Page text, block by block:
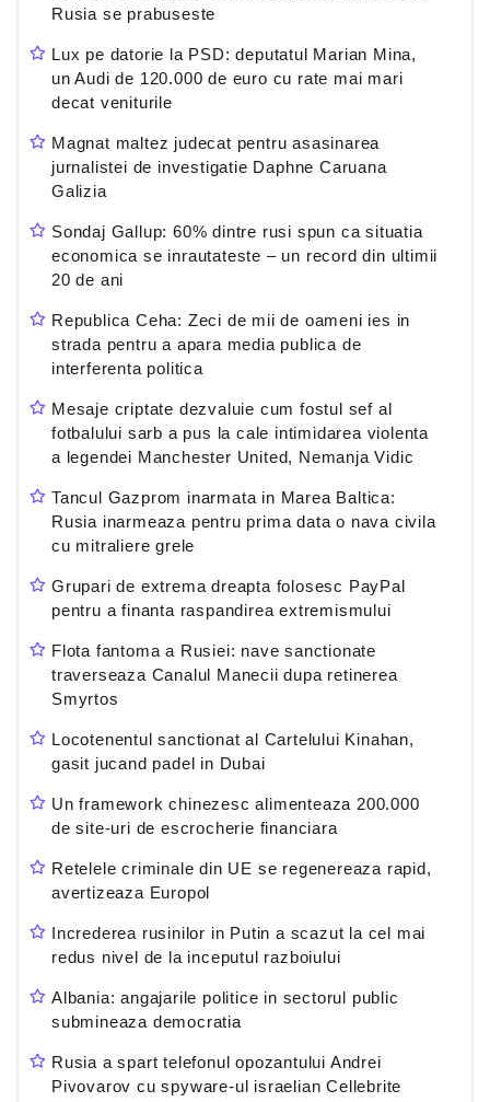
Rusia se prabuseste
Lux pe datorie la PSD: deputatul Marian Mina,
un Audi de 120.000 de euro cu rate mai mari
decat veniturile
Magnat maltez judecat pentru asasinarea
jurnalistei de investigatie Daphne Caruana
Galizia
Sondaj Gallup: 60% dintre rusi spun ca situatia
economica se inrautateste – un record din ultimii
20 de ani
Republica Ceha: Zeci de mii de oameni ies in
strada pentru a apara media publica de
interferenta politica
Mesaje criptate dezvaluie cum fostul sef al
fotbalului sarb a pus la cale intimidarea violenta
a legendei Manchester United, Nemanja Vidic
Tancul Gazprom inarmata in Marea Baltica:
Rusia inarmeaza pentru prima data o nava civila
cu mitraliere grele
Grupari de extrema dreapta folosesc PayPal
pentru a finanta raspandirea extremismului
Flota fantoma a Rusiei: nave sanctionate
traverseaza Canalul Manecii dupa retinerea
Smyrtos
Locotenentul sanctionat al Cartelului Kinahan,
gasit jucand padel in Dubai
Un framework chinezesc alimenteaza 200.000
de site-uri de escrocherie financiara
Retelele criminale din UE se regenereaza rapid,
avertizeaza Europol
Increderea rusinilor in Putin a scazut la cel mai
redus nivel de la inceputul razboiului
Albania: angajarile politice in sectorul public
submineaza democratia
Rusia a spart telefonul opozantului Andrei
Pivovarov cu spyware-ul israelian Cellebrite